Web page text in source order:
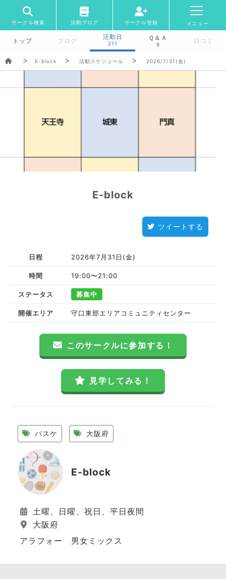
サークル検索 活動ブログ サークル登録 メニュー
トップ ブログ
活動日
211
Ｑ＆Ａ
8 口コミ
E-block 活動スケジュール 2026/7/31(金)
E-block
ツイートする
日程 2026年7月31日(金)
時間 19:00〜21:00
ステータス 募集中
開催エリア 守口東部エリアコミュニティセンター
このサークルに参加する！
見学してみる！
バスケ 大阪府
E-block
土曜、日曜、祝日、平日夜間
大阪府
アラフォー 男女ミックス